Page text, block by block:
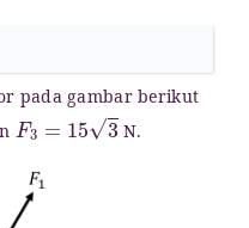
pada gambar berikut
F3=153 N.